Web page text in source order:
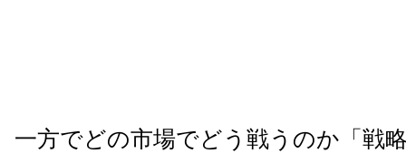
一方でどの市場でどう戦うのか「戦